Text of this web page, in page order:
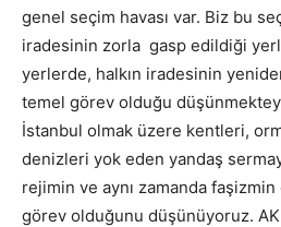
genel seçim havası var. Biz bu
iradesinin zorla gasp edildiği
yerlerde, halkın iradesinin
temel görev olduğu
İstanbul olmak üzere kentleri,
denizleri yok eden yandaş
rejimin ve aynı zamanda
görev olduğunu düşünüyoruz.